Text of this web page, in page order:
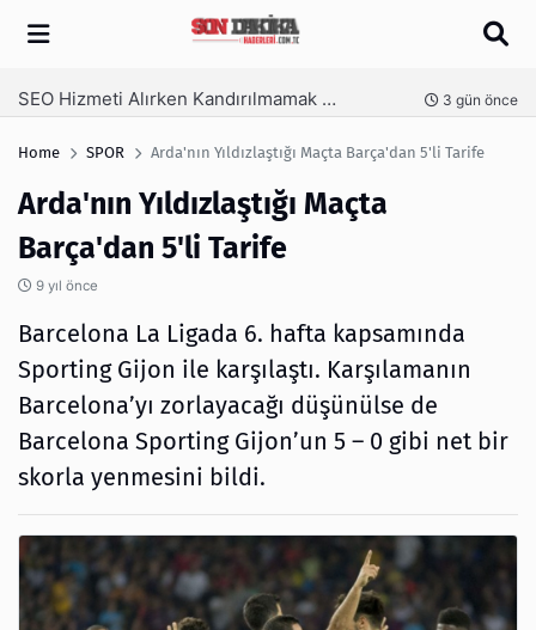
Arama
İzmir Tente ve İzmir Pergola Sistemleri ile Açık Alanlarınızı Dört Mevsim Kullanın 5 gün önce
Home SPOR Arda'nın Yıldızlaştığı Maçta Barça'dan 5'li Tarife
Arda'nın Yıldızlaştığı Maçta
Barça'dan 5'li Tarife
9 yıl önce
Barcelona La Ligada 6. hafta kapsamında
Sporting Gijon ile karşılaştı. Karşılamanın
Barcelona’yı zorlayacağı düşünülse de
Barcelona Sporting Gijon’un 5 – 0 gibi net bir
skorla yenmesini bildi.